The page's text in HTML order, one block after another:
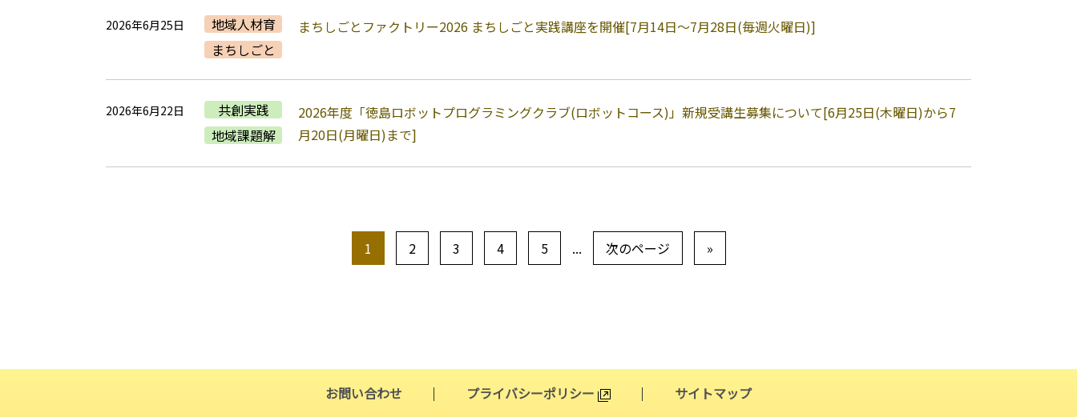
2026年6月25日
地域人材育
まちしごと
まちしごとファクトリー2026 まちしごと実践講座を開催[7月14日～7月28日(毎週火曜日)]
2026年6月22日
共創実践
地域課題解
2026年度「徳島ロボットプログラミングクラブ(ロボットコース)」新規受講生募集について[6月25日(木曜日)から7
月20日(月曜日)まで]
1 2 3 4 5 ... 次のページ »
お問い合わせ プライバシーポリシー サイトマップ